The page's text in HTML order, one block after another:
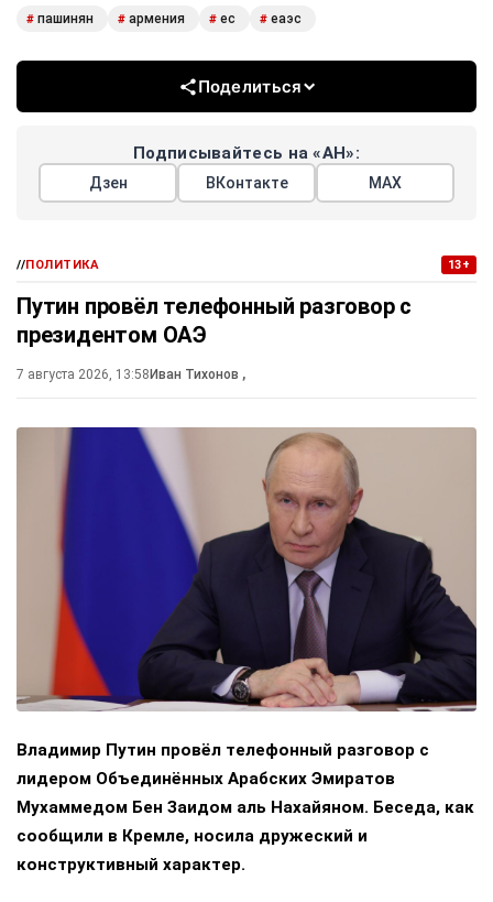
# пашинян # армения # ес # еаэс
Поделиться
Подписывайтесь на «АН»:
Дзен ВКонтакте МАХ
//ПОЛИТИКА 13+
Путин провёл телефонный разговор с
президентом ОАЭ
7 августа 2026, 13:58 Иван Тихонов ,
Владимир Путин провёл телефонный разговор с
лидером Объединённых Арабских Эмиратов
Мухаммедом Бен Заидом аль Нахайяном. Беседа, как
сообщили в Кремле, носила дружеский и
конструктивный характер.